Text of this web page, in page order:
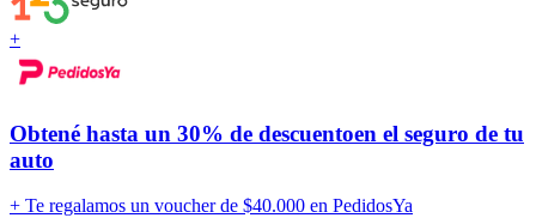
+
Obtené hasta un 30% de descuentoen el seguro de tu
auto
+ Te regalamos un voucher de $40.000 en PedidosYa